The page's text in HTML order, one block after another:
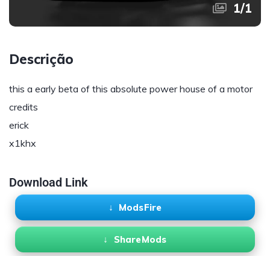
1/1
Descrição
this a early beta of this absolute power house of a motor
credits
erick
x1khx
Download Link
ModsFire
ShareMods